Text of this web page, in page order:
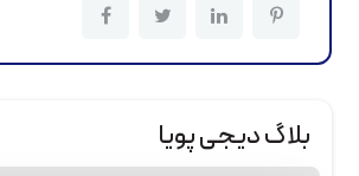
بلاگ دیجی پویا